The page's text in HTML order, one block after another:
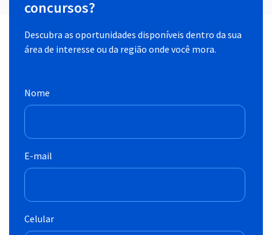
concursos?
Descubra as oportunidades disponíveis dentro da sua
área de interesse ou da região onde você mora.
Nome
E-mail
Celular